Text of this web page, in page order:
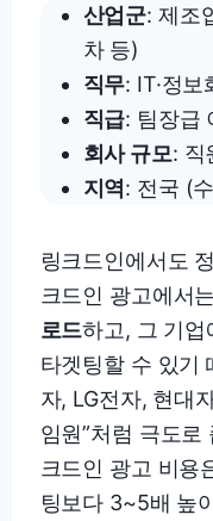
산업군: 제조
차 등)
직무: IT·정보
직급: 팀장급
회사 규모: 직
지역: 전국 (
링크드인에서도
크드인 광고에서는
로드하고, 그 기
타겟팅할 수 있기
자, LG전자, 현대
임원”처럼 극도로
크드인 광고 비용
팅보다 3~5배 높